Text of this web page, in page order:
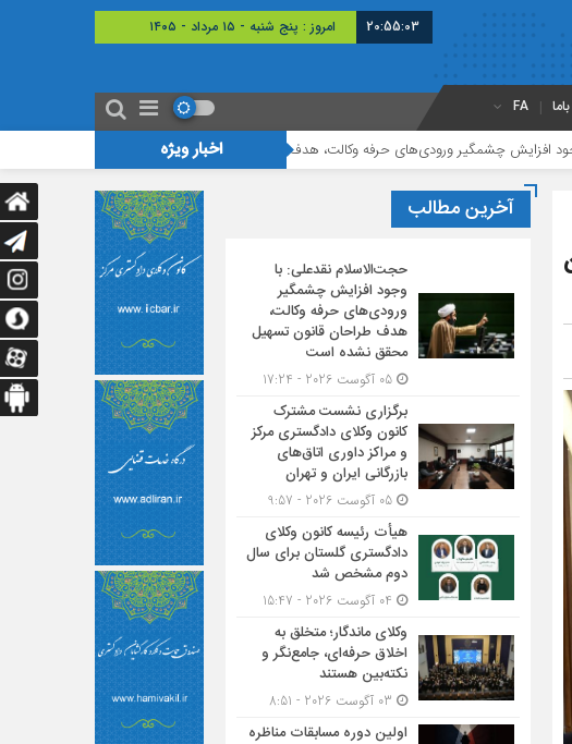
20:55:05 امروز : پنج شنبه - ۱۵ مرداد - ۱۴۰۵
FA
اخبار ویژه وکالت، هدف طراحان قانون تسهیل محقق نشده است برگزاری نشست مشترک کانون وکلای
آخرین مطالب
حجت‌الاسلام نقدعلی: با
وجود افزایش چشمگیر
ورودی‌های حرفه وکالت،
هدف طراحان قانون تسهیل
محقق نشده است
برگزاری نشست مشترک
کانون وکلای دادگستری مرکز
و مراکز داوری اتاق‌های
بازرگانی ایران و تهران
هیأت ‌رئیسه کانون وکلای
دادگستری گلستان برای سال
دوم مشخص شد
وکلای ماندگار؛ متخلق به
اخلاق حرفه‌ای، جامع‌نگر و
نکته‌بین هستند
اولین دوره مسابقات مناظره